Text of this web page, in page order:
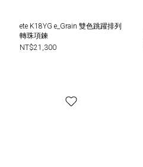
ete K18YG e_Grain 雙色跳躍排列
轉珠項鍊
NT$21,300